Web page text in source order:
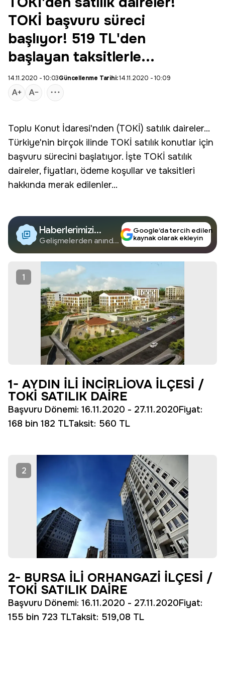
TOKİ başvuru süreci
başlıyor! 519 TL'den
başlayan taksitlerle...
14.11.2020 - 10:03Güncellenme Tarihi:14.11.2020 - 10:09
Toplu Konut İdaresi'nden (TOKİ) satılık daireler...
Türkiye'nin birçok ilinde TOKİ satılık konutlar için
başvuru sürecini başlatıyor. İşte TOKİ satılık
daireler, fiyatları, ödeme koşullar ve taksitleri
hakkında merak edilenler...
Haberlerimizi
Google'da Takip
Edin
Gelişmelerden anında
Google’da tercih edilen
kaynak olarak ekleyin
1
1- AYDIN İLİ İNCİRLİOVA İLÇESİ /
TOKİ SATILIK DAİRE
Başvuru Dönemi: 16.11.2020 - 27.11.2020Fiyat:
168 bin 182 TLTaksit: 560 TL
2
2- BURSA İLİ ORHANGAZİ İLÇESİ /
TOKİ SATILIK DAİRE
Başvuru Dönemi: 16.11.2020 - 27.11.2020Fiyat:
155 bin 723 TLTaksit: 519,08 TL